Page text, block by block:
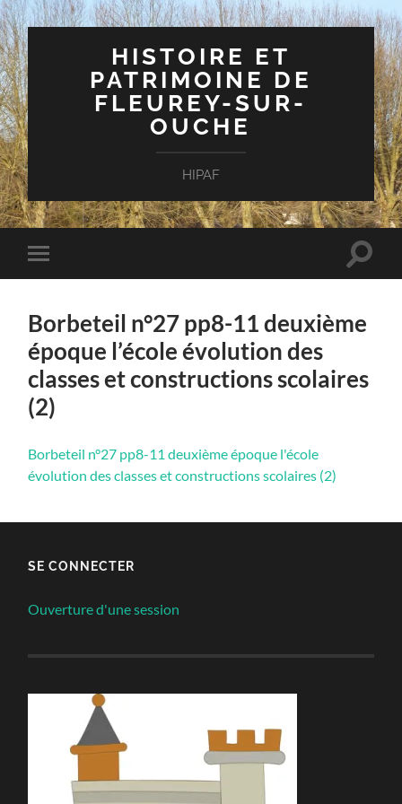
HISTOIRE ET
PATRIMOINE DE
FLEUREY-SUR-
OUCHE
HIPAF
Toggle
mobile
Toggle
Borbeteil n°27 pp8-11 deuxième
époque l’école évolution des
classes et constructions scolaires
(2)
Borbeteil n°27 pp8-11 deuxième époque l'école
évolution des classes et constructions scolaires (2)
SE CONNECTER
Ouverture d'une session